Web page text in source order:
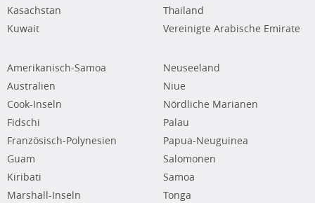
Kasachstan
Kuwait
Thailand
Vereinigte Arabische Emirate
Amerikanisch-Samoa
Australien
Cook-Inseln
Fidschi
Französisch-Polynesien
Guam
Kiribati
Marshall-Inseln
Neuseeland
Niue
Nördliche Marianen
Palau
Papua-Neuguinea
Salomonen
Samoa
Tonga